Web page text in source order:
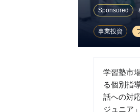
Sponsored
事業投資
学習塾市
る個別指
話への対
ジュニア